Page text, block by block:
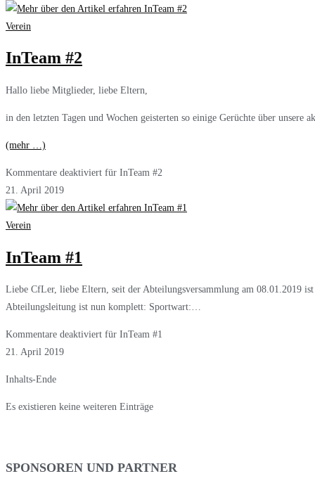
Verein
InTeam #2
Hallo liebe Mitglieder, liebe Eltern,
in den letzten Tagen und Wochen geisterten so einige Gerüchte über
(mehr …)
Kommentare deaktiviert für InTeam #2
21. April 2019
Verein
InTeam #1
Liebe CfLer, liebe Eltern, seit der Abteilungsversammlung am 08.01.2019
Abteilungsleitung ist nun komplett: Sportwart:…
Kommentare deaktiviert für InTeam #1
21. April 2019
Inhalts-Ende
Es existieren keine weiteren Einträge
SPONSOREN UND PARTNER